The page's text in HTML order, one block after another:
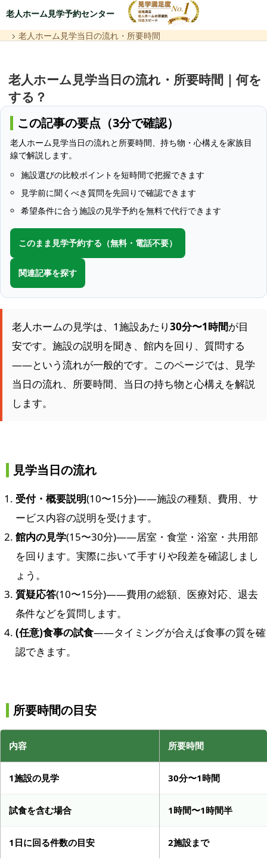
老人ホーム見学予約センター
老人ホーム見学当日の流れ・所要時間
老人ホーム見学当日の流れ・所要時間｜何を
する？
この記事の要点（3分で確認）
老人ホーム見学当日の流れと所要時間、持ち物・心構えを家族目
線で解説します。
施設選びの比較ポイントを短時間で把握できます
見学前に聞くべき質問を先回りで確認できます
希望条件に合う施設の見学予約を無料で代行できます
このまま見学予約する（無料・電話不要）
関連記事を探す
老人ホームの見学は、1施設あたり30分〜1時間が目
安です。施設の説明を聞き、館内を回り、質問する
——という流れが一般的です。このページでは、見学
当日の流れ、所要時間、当日の持ち物と心構えを解説
します。
見学当日の流れ
受付・概要説明(10〜15分)——施設の種類、費用、サ
ービス内容の説明を受けます。
館内の見学(15〜30分)——居室・食堂・浴室・共用部
を回ります。実際に歩いて手すりや段差を確認しまし
ょう。
質疑応答(10〜15分)——費用の総額、医療対応、退去
条件などを質問します。
(任意)食事の試食——タイミングが合えば食事の質を確
認できます。
所要時間の目安
内容 所要時間
1施設の見学 30分〜1時間
試食を含む場合 1時間〜1時間半
1日に回る件数の目安 2施設まで